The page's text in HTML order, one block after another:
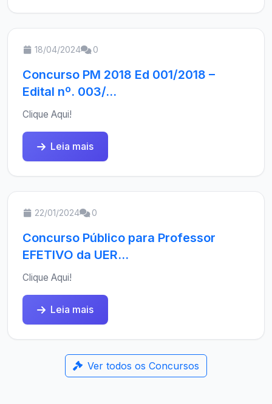
18/04/2024 0
Concurso PM 2018 Ed 001/2018 –
Edital nº. 003/...
Clique Aqui!
Leia mais
22/01/2024 0
Concurso Público para Professor
EFETIVO da UER...
Clique Aqui!
Leia mais
Ver todos os Concursos